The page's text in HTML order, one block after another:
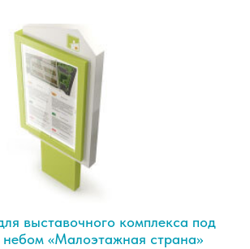
выставочного комплекса под
«Малоэтажная страна»